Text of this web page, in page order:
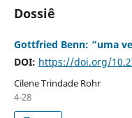
Dossiê
Gottfried Benn: “uma
DOI: https://doi.org/
Cilene Trindade Rohr
4-28